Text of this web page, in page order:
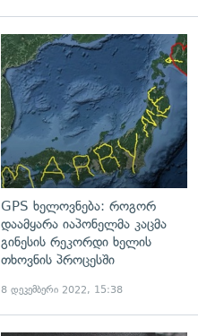
GPS ხელოვნება: როგორ
დაამყარა იაპონელმა კაცმა
გინესის რეკორდი ხელის
თხოვნის პროცესში
8 დეკემბერი 2022, 15:38